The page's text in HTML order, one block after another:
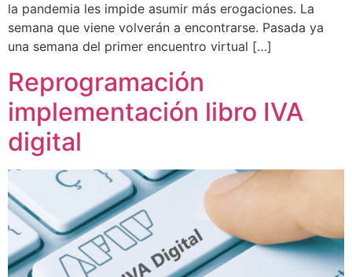
la pandemia les impide asumir más erogaciones. La
semana que viene volverán a encontrarse. Pasada ya
una semana del primer encuentro virtual […]
Reprogramación
implementación libro IVA
digital